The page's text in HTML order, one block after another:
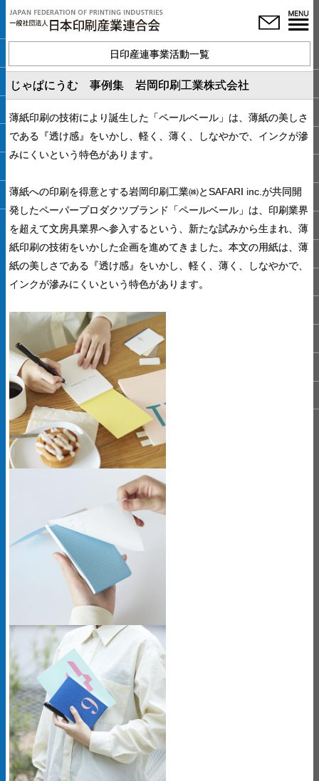
日印産連事業活動一覧
じゃぱにうむ 事例集 岩岡印刷工業株式会社
薄紙印刷の技術により誕生した「ペールベール」は、薄紙の美しさ
である『透け感』をいかし、軽く、薄く、しなやかで、インクが滲
みにくいという特色があります。
薄紙への印刷を得意とする岩岡印刷工業㈱とSAFARI inc.が共同開
発したペーパープロダクツブランド「ペールベール」は、印刷業界
を超えて文房具業界へ参入するという、新たな試みから生まれ、薄
紙印刷の技術をいかした企画を進めてきました。本文の用紙は、薄
紙の美しさである『透け感』をいかし、軽く、薄く、しなやかで、
インクが滲みにくいという特色があります。